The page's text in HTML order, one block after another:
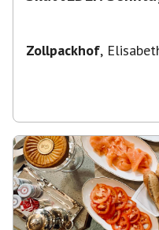
Zollpackhof,